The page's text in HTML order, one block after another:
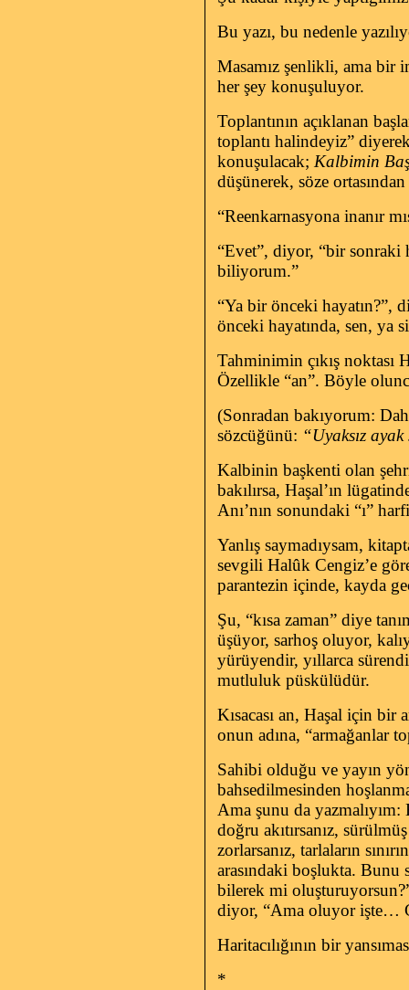
Bu yazı, bu nedenle
Masamız şenlikli, ama bir
her şey konuşuluyor.
Toplantının açıklanan
toplantı halindeyiz”
konuşulacak; Kalbimin
düşünerek, söze
“Reenkarnasyona inanır
“Evet”, diyor, “bir sonraki
biliyorum.”
“Ya bir önceki hayatın?”,
önceki hayatında, sen, ya
Tahminimin çıkış noktası
Özellikle “an”. Böyle
(Sonradan bakıyorum:
sözcüğünü: “Uyaksız
Kalbinin başkenti olan
bakılırsa, Haşal’ın
Anı’nın sonundaki “ı”
Yanlış saymadıysam,
sevgili Halûk Cengiz’e
parantezin içinde, kayda
Şu, “kısa zaman” diye
üşüyor, sarhoş oluyor,
yürüyendir, yıllarca
mutluluk püskülüdür.
Kısacası an, Haşal için bir
onun adına, “armağanlar
Sahibi olduğu ve yayın
bahsedilmesinden
Ama şunu da yazmalıyım:
doğru akıtırsanız,
zorlarsanız, tarlaların
arasındaki boşlukta. Bunu
bilerek mi
diyor, “Ama oluyor işte…
Haritacılığının bir
*